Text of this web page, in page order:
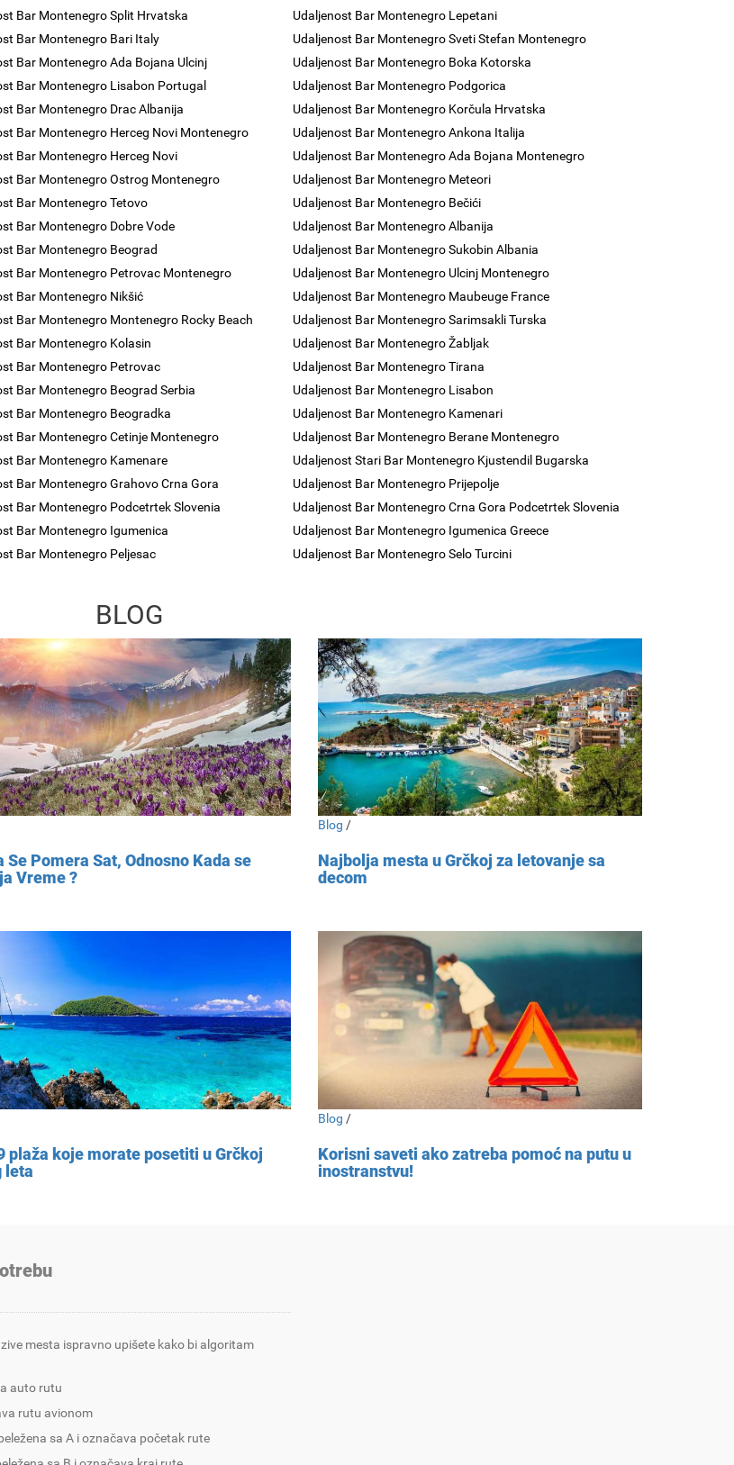
Bar Montenegro Split Hrvatska
Udaljenost Bar Montenegro Lepetani
Bar Montenegro Bari Italy
Udaljenost Bar Montenegro Sveti Stefan Montenegro
Bar Montenegro Ada Bojana Ulcinj
Udaljenost Bar Montenegro Boka Kotorska
Bar Montenegro Lisabon Portugal
Udaljenost Bar Montenegro Podgorica
Bar Montenegro Drac Albanija
Udaljenost Bar Montenegro Korčula Hrvatska
Bar Montenegro Herceg Novi Montenegro
Udaljenost Bar Montenegro Ankona Italija
Bar Montenegro Herceg Novi
Udaljenost Bar Montenegro Ada Bojana Montenegro
Bar Montenegro Ostrog Montenegro
Udaljenost Bar Montenegro Meteori
Bar Montenegro Tetovo
Udaljenost Bar Montenegro Bečići
Bar Montenegro Dobre Vode
Udaljenost Bar Montenegro Albanija
Bar Montenegro Beograd
Udaljenost Bar Montenegro Sukobin Albania
Bar Montenegro Petrovac Montenegro
Udaljenost Bar Montenegro Ulcinj Montenegro
Bar Montenegro Nikšić
Udaljenost Bar Montenegro Maubeuge France
Bar Montenegro Montenegro Rocky Beach
Udaljenost Bar Montenegro Sarimsakli Turska
Bar Montenegro Kolasin
Udaljenost Bar Montenegro Žabljak
Bar Montenegro Petrovac
Udaljenost Bar Montenegro Tirana
Bar Montenegro Beograd Serbia
Udaljenost Bar Montenegro Lisabon
Bar Montenegro Beogradka
Udaljenost Bar Montenegro Kamenari
Bar Montenegro Cetinje Montenegro
Udaljenost Bar Montenegro Berane Montenegro
Bar Montenegro Kamenare
Udaljenost Stari Bar Montenegro Kjustendil Bugarska
Bar Montenegro Grahovo Crna Gora
Udaljenost Bar Montenegro Prijepolje
Bar Montenegro Podcetrtek Slovenia
Udaljenost Bar Montenegro Crna Gora Podcetrtek Slovenia
Bar Montenegro Igumenica
Udaljenost Bar Montenegro Igumenica Greece
Bar Montenegro Peljesac Udaljenost Bar Montenegro Selo Turcini
BLOG
Se Pomera Sat, Odnosno Kada se
Vreme ?
Blog /
Najbolja mesta u Grčkoj za letovanje sa
decom
plaža koje morate posetiti u Grčkoj
leta
Blog /
Korisni saveti ako zatreba pomoć na putu u
inostranstvu!
mesta ispravno upišete kako bi algoritam
auto rutu
rutu avionom
sa A i označava početak rute